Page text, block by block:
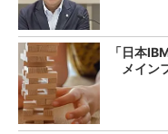
「日本
メイン